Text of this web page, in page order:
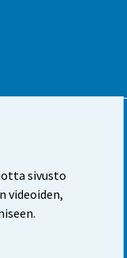
sivusto
videoiden,